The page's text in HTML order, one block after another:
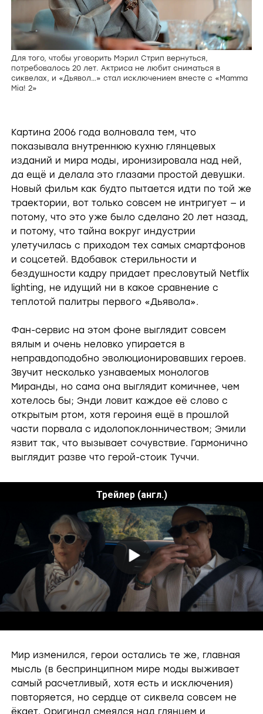
Для того, чтобы уговорить Мэрил Стрип вернуться,
потребовалось 20 лет. Актриса не любит сниматься в
сиквелах, и «Дьявол…» стал исключением вместе с «Mamma
Mia! 2»
Картина 2006 года волновала тем, что
показывала внутреннюю кухню глянцевых
изданий и мира моды, иронизировала над ней,
да ещё и делала это глазами простой девушки.
Новый фильм как будто пытается идти по той же
траектории, вот только совсем не интригует — и
потому, что это уже было сделано 20 лет назад,
и потому, что тайна вокруг индустрии
улетучилась с приходом тех самых смартфонов
и соцсетей. Вдобавок стерильности и
бездушности кадру придает пресловутый Netflix
lighting, не идущий ни в какое сравнение с
теплотой палитры первого «Дьявола».
Фан-сервис на этом фоне выглядит совсем
вялым и очень неловко упирается в
неправдоподобно эволюционировавших героев.
Звучит несколько узнаваемых монологов
Миранды, но сама она выглядит комичнее, чем
хотелось бы; Энди ловит каждое её слово с
открытым ртом, хотя героиня ещё в прошлой
части порвала с идолопоклонничеством; Эмили
язвит так, что вызывает сочувствие. Гармонично
выглядит разве что герой-стоик Туччи.
P
l
a
y
Трейлер (англ.)
Мир изменился, герои остались те же, главная
мысль (в беспринципном мире моды выживает
самый расчетливый, хотя есть и исключения)
повторяется, но сердце от сиквела совсем не
ёкает. Оригинал смеялся над глянцем и